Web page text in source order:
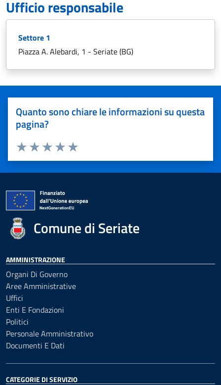
Ufficio responsabile
Settore 1
Piazza A. Alebardi, 1 - Seriate (BG)
Quanto sono chiare le informazioni su questa
pagina?
Valuta 5 stelle su 5
Valuta 4 stelle su 5
Valuta 3 stelle su 5
Valuta 2 stelle su 5
Valuta 1 stelle su 5
Comune di Seriate
AMMINISTRAZIONE
Organi Di Governo
Aree Amministrative
Uffici
Enti E Fondazioni
Politici
Personale Amministrativo
Documenti E Dati
CATEGORIE DI SERVIZIO